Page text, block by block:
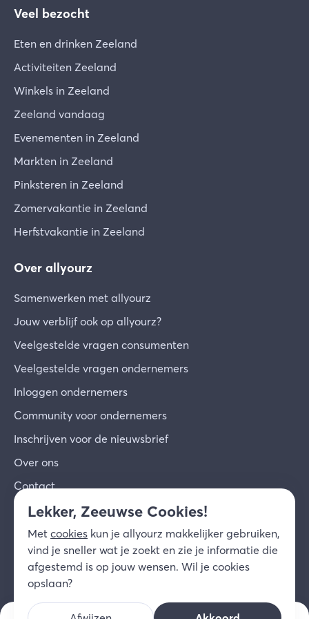
verhuurder.
g. Huurder dient na afloop van de huurtermijn het
huurobject met de zich daarin bevindende
Is dit niet het geval, dan is de verhuurder
gerechtigd
extra kosten te berekenen.
h. Mocht het huurobject tijdens de huurperiode
bovenmatig zijn vervuild kunnen extra
Veel bezocht
Eten en drinken Zeeland
Activiteiten Zeeland
Winkels in Zeeland
Zeeland vandaag
Evenementen in Zeeland
Markten in Zeeland
Pinksteren in Zeeland
Zomervakantie in Zeeland
Herfstvakantie in Zeeland
Over allyourz
Samenwerken met allyourz
Jouw verblijf ook op allyourz?
Veelgestelde vragen consumenten
Veelgestelde vragen ondernemers
Inloggen ondernemers
Community voor ondernemers
Inschrijven voor de nieuwsbrief
Over ons
Contact
© 2026 allyourz b.v.
Privacy
Cookies Disclaimer
Lekker, Zeeuwse Cookies!
Met cookies kun je allyourz makkelijker gebruiken,
vind je sneller wat je zoekt en zie je informatie die
afgestemd is op jouw wensen. Wil je cookies
opslaan?